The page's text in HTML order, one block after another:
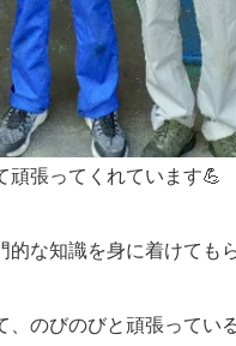
頑張ってくれています💪
的な知識を身に着けても
、のびのびと頑張ってい